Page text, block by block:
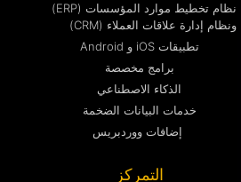
نظام تخطيط موارد المؤسسات (ERP)
ونظام إدارة علاقات العملاء (CRM)
تطبيقات iOS و Android
برامج مخصصة
الذكاء الاصطناعي
خدمات البيانات الضخمة
إضافات ووردبريس
التمركز